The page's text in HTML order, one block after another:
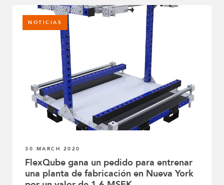
NOTICIAS
30 MARCH 2020
FlexQube gana un pedido para entrenar
una planta de fabricación en Nueva York